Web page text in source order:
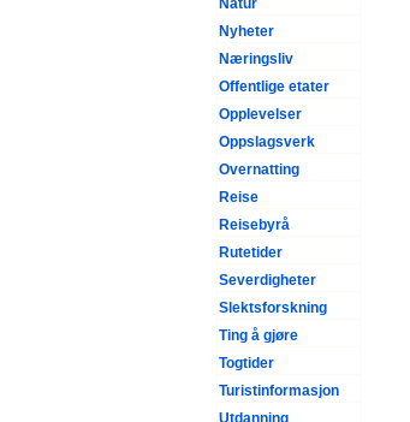
Natur
Nyheter
Næringsliv
Offentlige etater
Opplevelser
Oppslagsverk
Overnatting
Reise
Reisebyrå
Rutetider
Severdigheter
Slektsforskning
Ting å gjøre
Togtider
Turistinformasjon
Utdanning